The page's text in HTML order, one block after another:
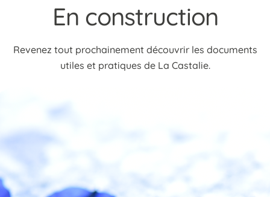
En construction
Revenez tout prochainement découvrir les documents
utiles et pratiques de La Castalie.